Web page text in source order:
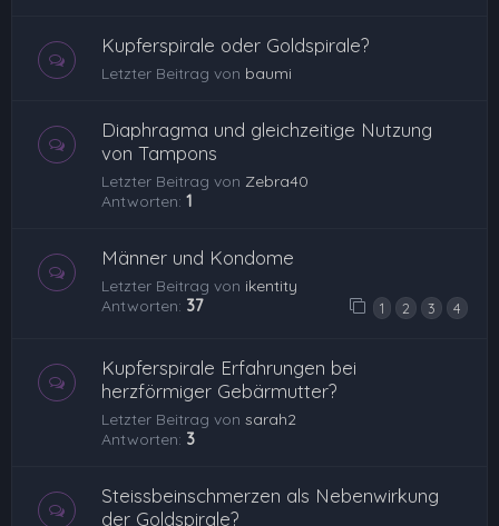
Kupferspirale oder Goldspirale?
Letzter Beitrag von baumi
Diaphragma und gleichzeitige Nutzung
von Tampons
Letzter Beitrag von Zebra40
Antworten: 1
Männer und Kondome
Letzter Beitrag von ikentity
Antworten: 37 1 2 3 4
Kupferspirale Erfahrungen bei
herzförmiger Gebärmutter?
Letzter Beitrag von sarah2
Antworten: 3
Steissbeinschmerzen als Nebenwirkung
der Goldspirale?